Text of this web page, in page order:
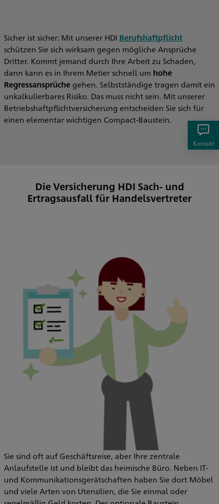
Kontakt
Sicher ist sicher: Mit unserer HDI Berufshaftpflicht
schützen Sie sich wirksam gegen mögliche Ansprüche
Dritter. Kommt jemand durch Ihre Arbeit zu Schaden,
dann kann es in Ihrem Metier schnell um hohe
Regressansprüche gehen. Selbstständige tragen damit ein
unkalkulierbares Risiko. Das muss nicht sein. Mit unserer
Betriebshaftpflichtversicherung entscheiden Sie sich für
einen elementar wichtigen Compact-Baustein.
Die Versicherung HDI Sach- und
Ertragsausfall für Handelsvertreter
Sie sind oft auf Geschäftsreise, aber Ihre zentrale
Anlaufstelle ist und bleibt das heimische Büro. Neben IT-
und Kommunikationsgerätschaften haben Sie dort Möbel
und viele Arten von Utensilien, die Sie einmal oder